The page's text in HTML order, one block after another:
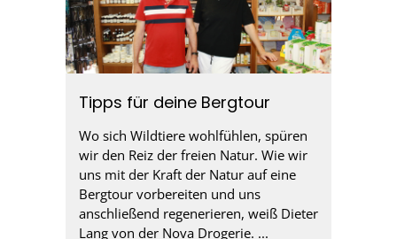
Tipps für deine Bergtour
Wo sich Wildtiere wohlfühlen, spüren
wir den Reiz der freien Natur. Wie wir
uns mit der Kraft der Natur auf eine
Bergtour vorbereiten und uns
anschließend regenerieren, weiß Dieter
Lang von der Nova Drogerie. ...